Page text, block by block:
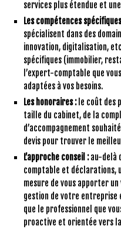
services plus étendue et
Les compétences
spécialisent dans des
innovation, digitalisation,
spécifiques (immobilier,
l’expert-comptable que
adaptées à vos besoins.
Les honoraires :le coût des
taille du cabinet, de la
d’accompagnement
devis pour trouver le
L’approche conseil :au-delà
comptable et déclarations,
mesure de vous apporter
gestion de votre entreprise
que le professionnel que
proactive et orientée vers